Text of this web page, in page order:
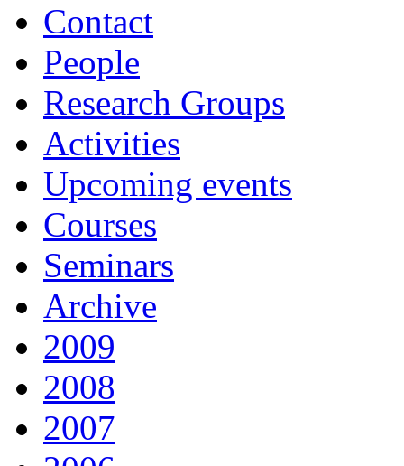
Contact
People
Research Groups
Activities
Upcoming events
Courses
Seminars
Archive
2009
2008
2007